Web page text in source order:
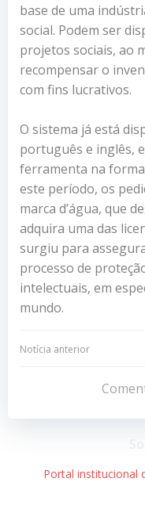
base de uma
social. Podem ser
projetos sociais, ao
recompensar o
com fins lucrativos.
O sistema já está
português e inglês,
ferramenta na
este período, os
marca d’água, que
adquira uma das
surgiu para
processo de
intelectuais, em
mundo.
Post
Notícia anterior
Portal institucional